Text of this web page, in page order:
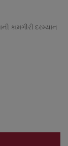
કામગીરી દરમ્યાન